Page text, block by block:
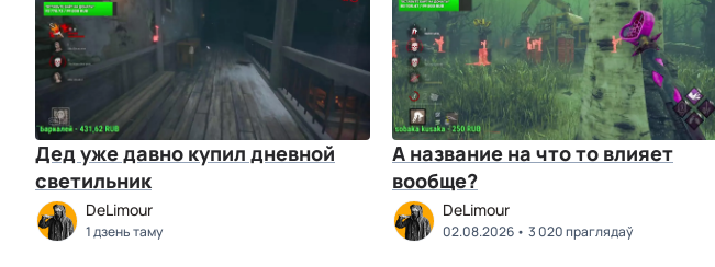
Дед уже давно купил дневной
светильник
DeLimour
1 дзень таму
А название на что то влияет
вообще?
DeLimour
02.08.2026 3 020 праглядаў